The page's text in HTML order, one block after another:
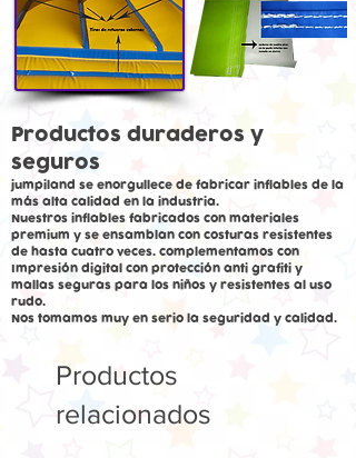
Productos duraderos y
seguros
jumpiland se enorgullece de fabricar inflables de la
más alta calidad en la industria.
Nuestros inflables fabricados con materiales
premium y se ensamblan con costuras resistentes
de hasta cuatro veces. complementamos con
Impresión digital con protección anti grafiti y
mallas seguras para los niños y resistentes al uso
rudo.
Nos tomamos muy en serio la seguridad y calidad.
Productos
relacionados